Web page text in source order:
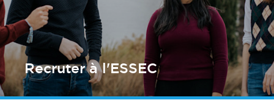
Recruter à l'ESSEC